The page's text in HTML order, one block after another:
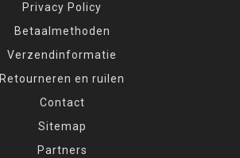
Privacy Policy
Betaalmethoden
Verzendinformatie
Retourneren en ruilen
Contact
Sitemap
Partners